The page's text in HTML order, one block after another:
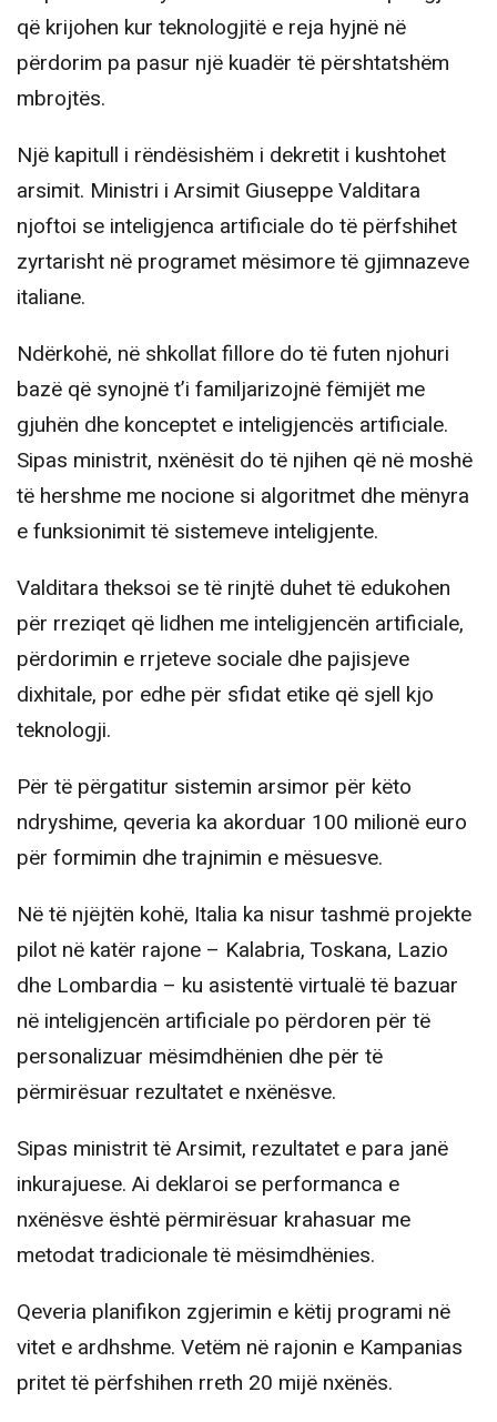
që krijohen kur teknologjitë e reja hyjnë në
përdorim pa pasur një kuadër të përshtatshëm
mbrojtës.
Një kapitull i rëndësishëm i dekretit i kushtohet
arsimit. Ministri i Arsimit Giuseppe Valditara
njoftoi se inteligjenca artificiale do të përfshihet
zyrtarisht në programet mësimore të gjimnazeve
italiane.
Ndërkohë, në shkollat fillore do të futen njohuri
bazë që synojnë t’i familjarizojnë fëmijët me
gjuhën dhe konceptet e inteligjencës artificiale.
Sipas ministrit, nxënësit do të njihen që në moshë
të hershme me nocione si algoritmet dhe mënyra
e funksionimit të sistemeve inteligjente.
Valditara theksoi se të rinjtë duhet të edukohen
për rreziqet që lidhen me inteligjencën artificiale,
përdorimin e rrjeteve sociale dhe pajisjeve
dixhitale, por edhe për sfidat etike që sjell kjo
teknologji.
Për të përgatitur sistemin arsimor për këto
ndryshime, qeveria ka akorduar 100 milionë euro
për formimin dhe trajnimin e mësuesve.
Në të njëjtën kohë, Italia ka nisur tashmë projekte
pilot në katër rajone – Kalabria, Toskana, Lazio
dhe Lombardia – ku asistentë virtualë të bazuar
në inteligjencën artificiale po përdoren për të
personalizuar mësimdhënien dhe për të
përmirësuar rezultatet e nxënësve.
Sipas ministrit të Arsimit, rezultatet e para janë
inkurajuese. Ai deklaroi se performanca e
nxënësve është përmirësuar krahasuar me
metodat tradicionale të mësimdhënies.
Qeveria planifikon zgjerimin e këtij programi në
vitet e ardhshme. Vetëm në rajonin e Kampanias
pritet të përfshihen rreth 20 mijë nxënës.